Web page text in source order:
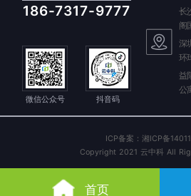
186-7317-9777
微信公众号 抖音码
长
阁
深
环
益
公
ICP备案：湘ICP备
Copyright 2021 云中科 All
首页